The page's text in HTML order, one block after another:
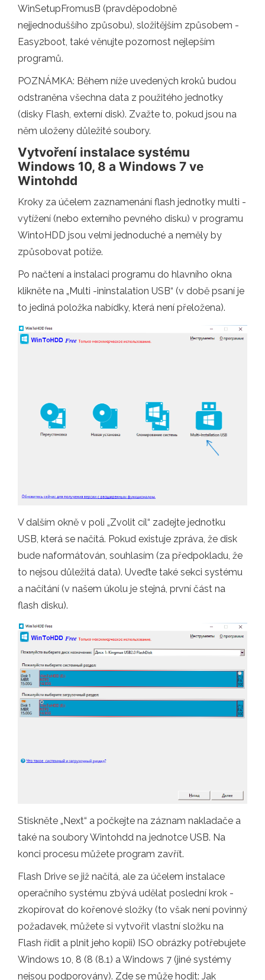
WinSetupFromusB (pravděpodobně
nejjednoduššího způsobu), složitějším způsobem -
Easy2boot, také věnujte pozornost nejlepším
programů.
POZNÁMKA: Během níže uvedených kroků budou
odstraněna všechna data z použitého jednotky
(disky Flash, externí disk). Zvažte to, pokud jsou na
něm uloženy důležité soubory.
Vytvoření instalace systému
Windows 10, 8 a Windows 7 ve
Wintohdd
Kroky za účelem zaznamenání flash jednotky multi -
vytížení (nebo externího pevného disku) v programu
WintoHDD jsou velmi jednoduché a neměly by
způsobovat potíže.
Po načtení a instalaci programu do hlavního okna
klikněte na „Multi -ininstalation USB“ (v době psaní je
to jediná položka nabídky, která není přeložena).
V dalším okně v poli „Zvolit cíl“ zadejte jednotku
USB, která se načítá. Pokud existuje zpráva, že disk
bude naformátován, souhlasím (za předpokladu, že
to nejsou důležitá data). Uveďte také sekci systému
a načítání (v našem úkolu je stejná, první část na
flash disku).
Stiskněte „Next“ a počkejte na záznam nakladače a
také na soubory Wintohdd na jednotce USB. Na
konci procesu můžete program zavřít.
Flash Drive se již načítá, ale za účelem instalace
operačního systému zbývá udělat poslední krok -
zkopírovat do kořenové složky (to však není povinný
požadavek, můžete si vytvořit vlastní složku na
Flash řídit a plnit jeho kopii) ISO obrázky potřebujete
Windows 10, 8 (8 (8.1) a Windows 7 (jiné systémy
nejsou podporovány). Zde se může hodit: Jak